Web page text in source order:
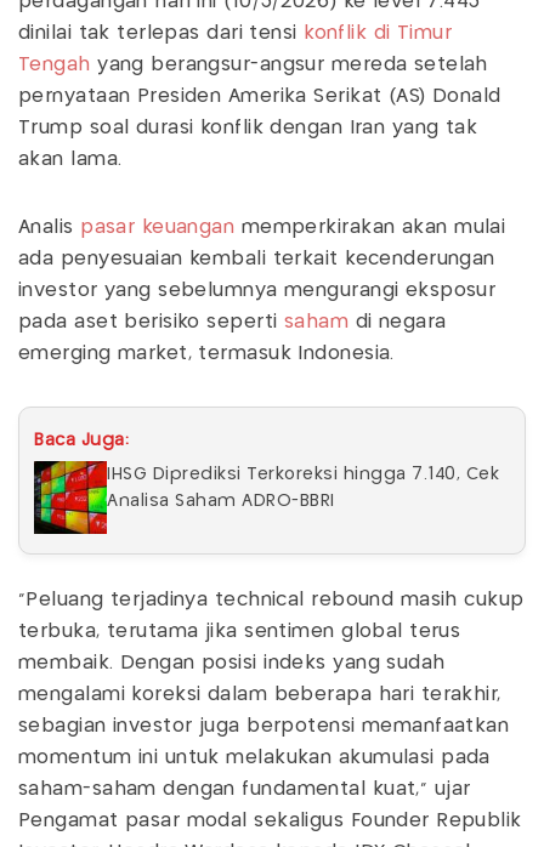
dinilai tak terlepas dari tensi konflik di Timur
Tengah yang berangsur-angsur mereda setelah
pernyataan Presiden Amerika Serikat (AS) Donald
Trump soal durasi konflik dengan Iran yang tak
akan lama.
Analis pasar keuangan memperkirakan akan mulai
ada penyesuaian kembali terkait kecenderungan
investor yang sebelumnya mengurangi eksposur
pada aset berisiko seperti saham di negara
emerging market, termasuk Indonesia.
Baca Juga:
IHSG Diprediksi Terkoreksi hingga 7.140, Cek
Analisa Saham ADRO-BBRI
"Peluang terjadinya technical rebound masih cukup
terbuka, terutama jika sentimen global terus
membaik. Dengan posisi indeks yang sudah
mengalami koreksi dalam beberapa hari terakhir,
sebagian investor juga berpotensi memanfaatkan
momentum ini untuk melakukan akumulasi pada
saham-saham dengan fundamental kuat," ujar
Pengamat pasar modal sekaligus Founder Republik